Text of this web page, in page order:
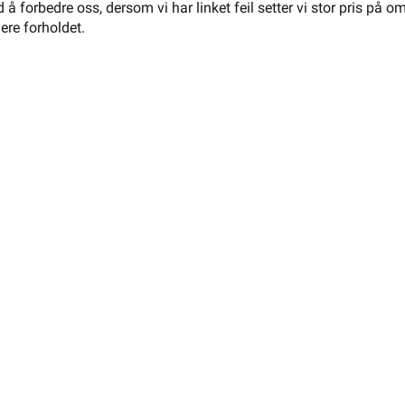
å forbedre oss, dersom vi har linket feil setter vi stor pris på
forholdet.